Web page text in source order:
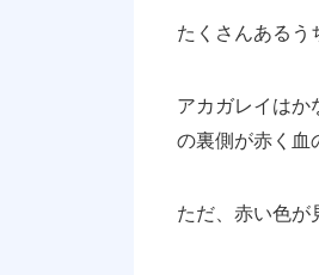
たくさんあるう
アカガレイはか
の裏側が赤く血
ただ、赤い色が